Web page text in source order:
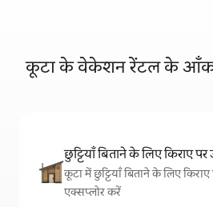
कूटा के वेकेशन रेंटल के
छुट्टियाँ बिताने के लिए किराए
कूटा में छुट्टियाँ बिताने के लिए
एक्सप्लोर करें